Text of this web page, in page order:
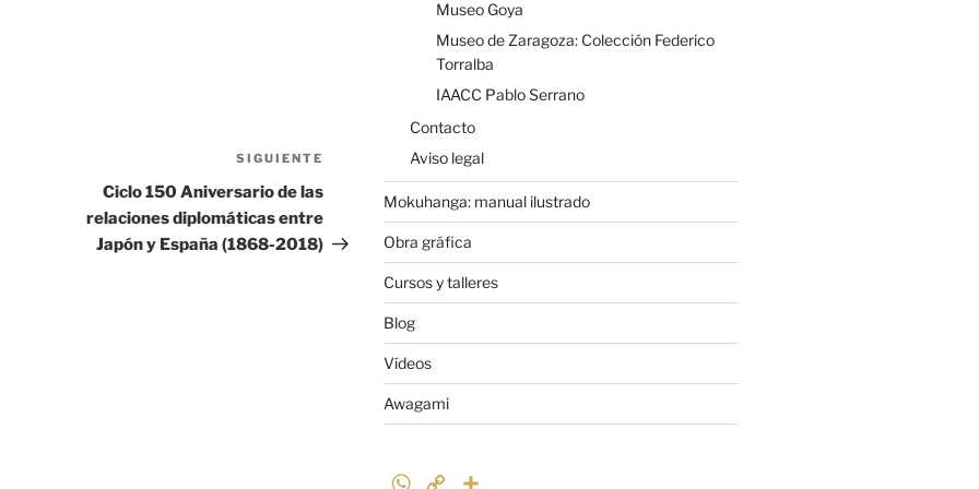
entrada
SIGUIENTE
Ciclo 150 Aniversario de las
relaciones diplomáticas entre
Japón y España (1868-2018)
Museo Goya
Museo de Zaragoza: Colección Federico
Torralba
IAACC Pablo Serrano
Contacto
Aviso legal
Mokuhanga: manual ilustrado
Obra gráfica
Cursos y talleres
Blog
Vídeos
Awagami
W